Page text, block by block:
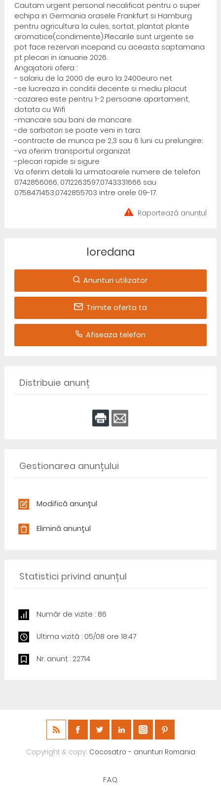
Cautam urgent personal necalificat pentru o super
echipa in Germania orasele Frankfurt si Hamburg
pentru agricultura la cules, sortat, plantat plante
aromatice(condimente).Plecarile sunt urgente se
pot face rezervari incepand cu aceasta saptamana
pt plecari in ianuarie 2026.
Angajatorii ofera :
- salariu de la 2000 de euro la 2400euro net
-se lucreaza in conditii decente si mediu placut
-cazarea este pentru 1-2 persoane apartament,
dotata cu Wifi
-mancare sau bani de mancare
-de sarbatori se poate veni in tara
-contracte de munca pe 2,3 sau 6 luni cu prelungire;
-va oferim transportul organizat
-plecari rapide si sigure
Va oferim detalii la urmatoarele numere de telefon
0742856066, 0712263597,0743331666 sau
0758471453,0742855703 intre orele 09-17.
Raportează anunțul
loredana
Anunturi utilizator
Trimite oferta ta
Afiseaza telefon
Distribuie anunț
Gestionarea anunțului
Modifică anunțul
Elimină anunțul
Statistici privind anunțul
Număr de vizite : 86
Ultima vizită : 05/08 ore 18:47
Nr. anunț : 22714
Copyright & copy; Cocosat.ro - anunturi Romania
F.A.Q.